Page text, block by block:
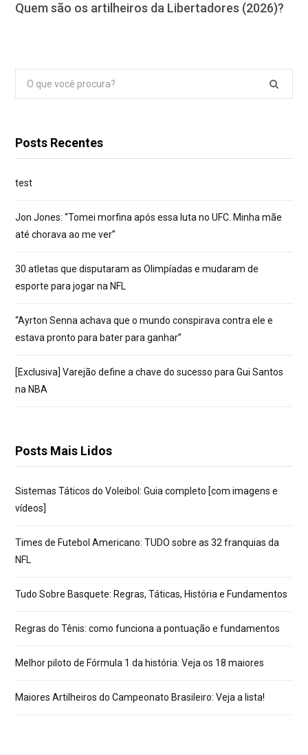
Quem são os artilheiros da Libertadores (2026)?
Pesquisar
por:
Posts Recentes
test
Jon Jones: “Tomei morfina após essa luta no UFC. Minha mãe
até chorava ao me ver”
30 atletas que disputaram as Olimpíadas e mudaram de
esporte para jogar na NFL
“Ayrton Senna achava que o mundo conspirava contra ele e
estava pronto para bater para ganhar”
[Exclusiva] Varejão define a chave do sucesso para Gui Santos
na NBA
Posts Mais Lidos
Sistemas Táticos do Voleibol: Guia completo [com imagens e
vídeos]
Times de Futebol Americano: TUDO sobre as 32 franquias da
NFL
Tudo Sobre Basquete: Regras, Táticas, História e Fundamentos
Regras do Tênis: como funciona a pontuação e fundamentos
Melhor piloto de Fórmula 1 da história: Veja os 18 maiores
Maiores Artilheiros do Campeonato Brasileiro: Veja a lista!